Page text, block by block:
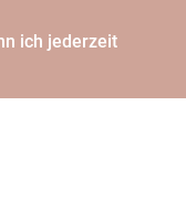
ich jederzeit